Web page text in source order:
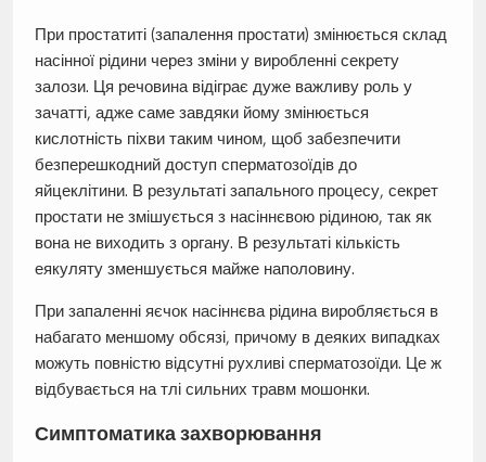
При простатиті (запалення простати) змінюється склад
насінної рідини через зміни у виробленні секрету
залози. Ця речовина відіграє дуже важливу роль у
зачатті, адже саме завдяки йому змінюється
кислотність піхви таким чином, щоб забезпечити
безперешкодний доступ сперматозоїдів до
яйцеклітини. В результаті запального процесу, секрет
простати не змішується з насіннєвою рідиною, так як
вона не виходить з органу. В результаті кількість
еякуляту зменшується майже наполовину.
При запаленні яєчок насіннєва рідина виробляється в
набагато меншому обсязі, причому в деяких випадках
можуть повністю відсутні рухливі сперматозоїди. Це ж
відбувається на тлі сильних травм мошонки.
Симптоматика захворювання